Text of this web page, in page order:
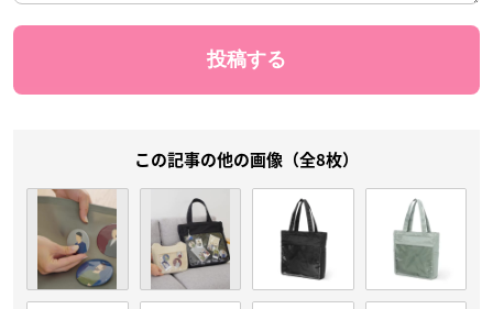
この記事の他の画像（全8枚）